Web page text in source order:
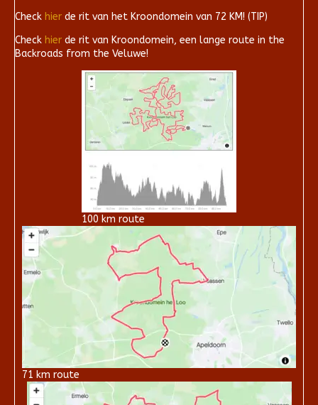
Check hier de rit van het Kroondomein van 72 KM! (TIP)
Check hier de rit van Kroondomein, een lange route in the
Backroads from the Veluwe!
100 km route
71 km route